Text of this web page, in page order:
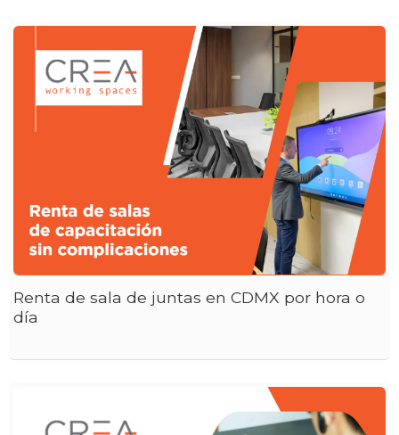
Renta de sala de juntas en CDMX por hora o
día